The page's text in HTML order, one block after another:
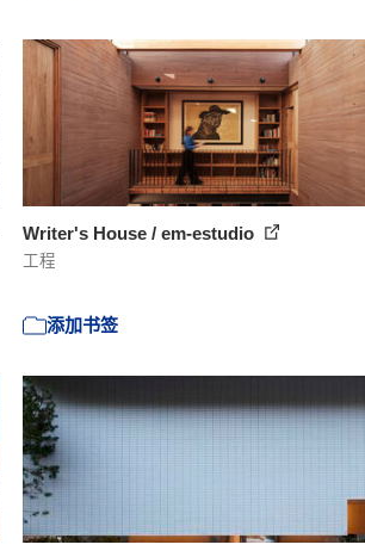
Writer's House / em-estudio
工程
添加书签